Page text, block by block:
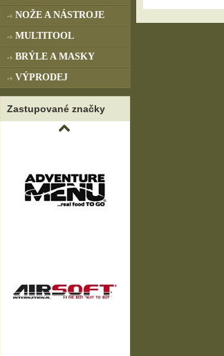
NOŽE A NÁSTROJE
MULTITOOL
BRÝLE A MASKY
VÝPRODEJ
Zastupované značky